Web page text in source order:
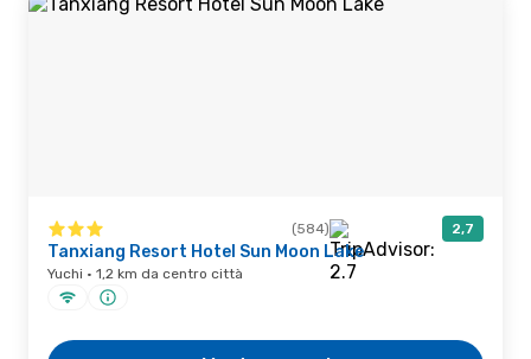
(584) 2,7
Tanxiang Resort Hotel Sun Moon Lake
Yuchi · 1,2 km da centro città